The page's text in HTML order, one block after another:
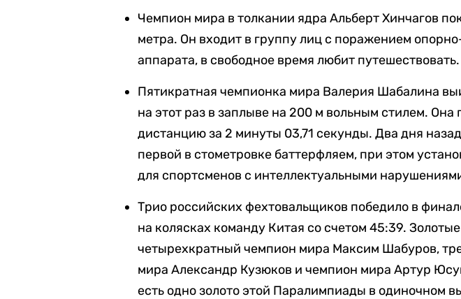
Чемпион мира в толкании ядра Альберт Хинчагов
метра. Он входит в группу лиц с поражением
аппарата, в свободное время любит путешествовать.
Пятикратная чемпионка мира Валерия Шабалина
на этот раз в заплыве на 200 м вольным стилем. Она
дистанцию за 2 минуты 03,71 секунды. Два дня
первой в стометровке баттерфляем, при этом
для спортсменов с интеллектуальными
Трио российских фехтовальщиков победило в
на колясках команду Китая со счетом 45:39.
четырехкратный чемпион мира Максим Шабуров,
мира Александр Кузюков и чемпион мира Артур
есть одно золото этой Паралимпиады в одиночном